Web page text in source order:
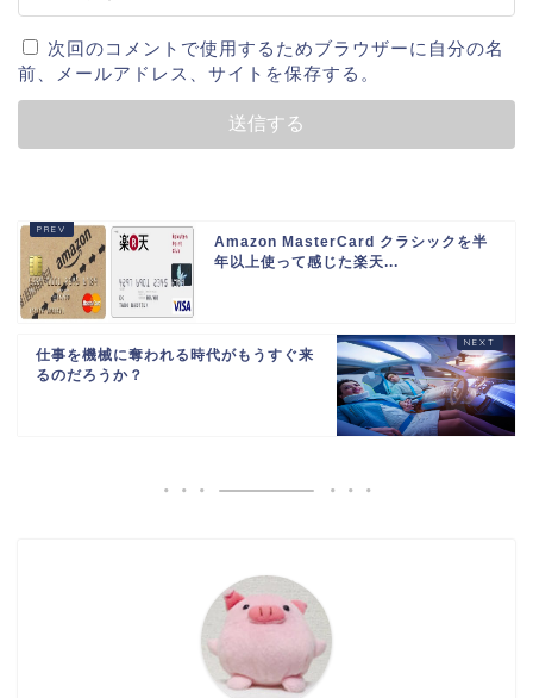
次回のコメントで使用するためブラウザーに自分の名
前、メールアドレス、サイトを保存する。
Amazon MasterCard クラシックを半
年以上使って感じた楽天...
仕事を機械に奪われる時代がもうすぐ来
るのだろうか？